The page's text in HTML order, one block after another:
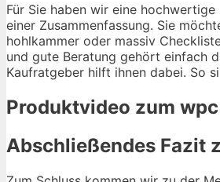
Für Sie haben wir eine
einer Zusammenfassung. Sie
hohlkammer oder massiv
und gute Beratung gehört einfach
Kaufratgeber hilft ihnen dabei. So
Produktvideo zum
Abschließendes Fazit